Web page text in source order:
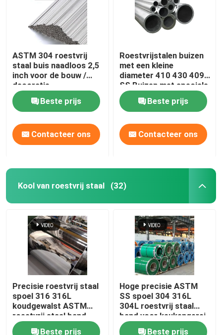
ASTM 304 roestvrij
staal buis naadloos 2,5
inch voor de bouw /
decoratie
Beste prijs
Contacteer ons
Roestvrijstalen buizen
met een kleine
diameter 410 430 409
SS Buizen met speciale
vorm
Beste prijs
Contacteer ons
Kool van roestvrij staal (32)
Precisie roestvrij staal
spoel 316 316L
koudgewalst ASTM
roestvrij staal band
Beste prijs
Hoge precisie ASTM
SS spoel 304 316L
304L roestvrij staal
band voor keukengerei
Beste prijs